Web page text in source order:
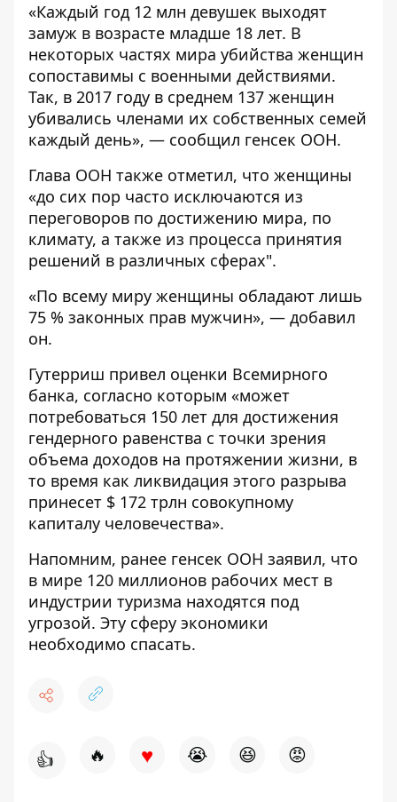
«Каждый год 12 млн девушек выходят
замуж в возрасте младше 18 лет. В
некоторых частях мира убийства женщин
сопоставимы с военными действиями.
Так, в 2017 году в среднем 137 женщин
убивались членами их собственных семей
каждый день», — сообщил генсек ООН.
Глава ООН также отметил, что женщины
«до сих пор часто исключаются из
переговоров по достижению мира, по
климату, а также из процесса принятия
решений в различных сферах".
«По всему миру женщины обладают лишь
75 % законных прав мужчин», — добавил
он.
Гутерриш привел оценки Всемирного
банка, согласно которым «может
потребоваться 150 лет для достижения
гендерного равенства с точки зрения
объема доходов на протяжении жизни, в
то время как ликвидация этого разрыва
принесет $ 172 трлн совокупному
капиталу человечества».
Напомним, ранее генсек ООН заявил, что
в мире 120 миллионов рабочих мест в
индустрии туризма находятся под
угрозой. Эту сферу экономики
необходимо спасать.
👍 🔥 ♥ 😭 😆 😡